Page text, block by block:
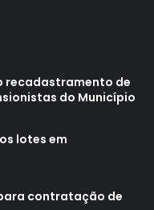
recadastramento de
do Município
lotes em
contratação de